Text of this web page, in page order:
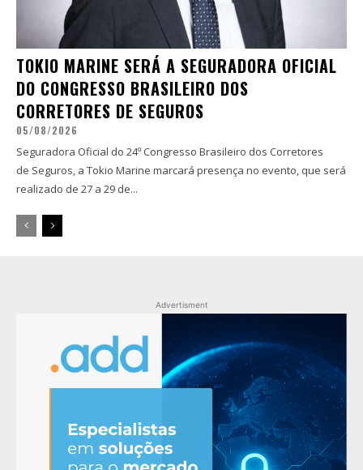
TOKIO MARINE SERÁ A SEGURADORA OFICIAL
DO CONGRESSO BRASILEIRO DOS
CORRETORES DE SEGUROS
05/08/2026
Seguradora Oficial do 24º Congresso Brasileiro dos Corretores
de Seguros, a Tokio Marine marcará presença no evento, que será
realizado de 27 a 29 de...
Advertisment